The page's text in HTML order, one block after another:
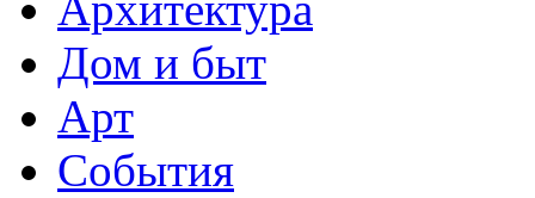
Дом и быт
Арт
События